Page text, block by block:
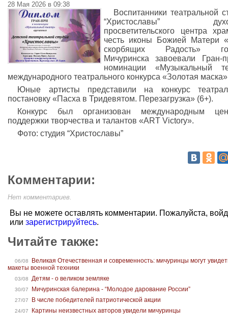
28 Мая 2026 в 09:38
Воспитанники театральной
“Христославы”
просветительского центра
честь иконы Божией Матери
скорбящих Радость»
Мичуринска завоевали Гран-
номинации «Музыкальный
международного театрального конкурса «Золотая
Юные артисты представили на конкурс
постановку «Пасха в Тридевятом. Перезагрузка» (6+).
Конкурс был организован международным
поддержки творчества и талантов «ART Victory».
Фото: студия “Христославы”
Комментарии:
Нет комментариев.
Вы не можете оставлять комментарии. Пожалуйста,
или зарегистрируйтесь.
Читайте также:
06/08
Великая Отечественная и современность: мичуринцы могут
макеты военной техники
03/08 Детям - о великом земляке
30/07 Мичуринская балерина - “Молодое дарование России”
27/07 В числе победителей патриотической акции
24/07 Картины неизвестных авторов увидели мичуринцы